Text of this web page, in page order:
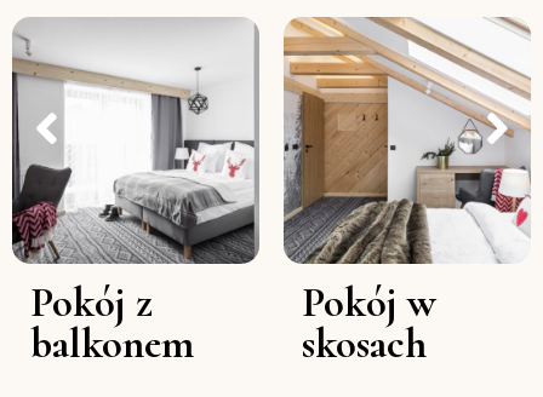
Pokój z
balkonem
Pokój w
skosach